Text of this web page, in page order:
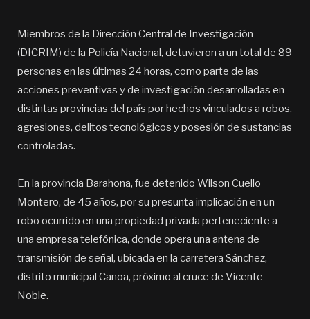
Miembros de la Dirección Central de Investigación
(DICRIM) de la Policía Nacional, detuvieron a un total de 89
personas en las últimas 24 horas, como parte de las
acciones preventivas y de investigación desarrolladas en
distintas provincias del país por hechos vinculados a robos,
agresiones, delitos tecnológicos y posesión de sustancias
controladas.
En la provincia Barahona, fue detenido Wilson Cuello
Montero, de 45 años, por su presunta implicación en un
robo ocurrido en una propiedad privada perteneciente a
una empresa telefónica, donde opera una antena de
transmisión de señal, ubicada en la carretera Sánchez,
distrito municipal Canoa, próximo al cruce de Vicente
Noble.